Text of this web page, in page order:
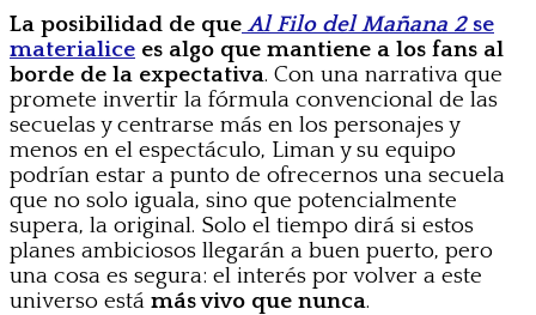
La posibilidad de que Al Filo del Mañana 2se
materialice es algo que mantiene a los fans al
borde de la expectativa. Con una narrativa que
promete invertir la fórmula convencional de las
secuelas y centrarse más en los personajes y
menos en el espectáculo, Liman y su equipo
podrían estar a punto de ofrecernos una secuela
que no solo iguala, sino que potencialmente
supera, la original. Solo el tiempo dirá si estos
planes ambiciosos llegarán a buen puerto, pero
una cosa es segura: el interés por volver a este
universo está más vivo que nunca.